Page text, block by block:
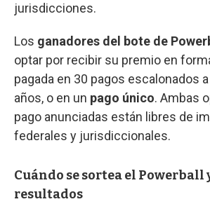
jurisdicciones.
Los ganadores del bote de
optar por recibir su premio en
pagada en 30 pagos escalonados
años, o en un pago único. Ambas
pago anunciadas están libres de
federales y jurisdiccionales.
Cuándo se sortea el Powerball
resultados